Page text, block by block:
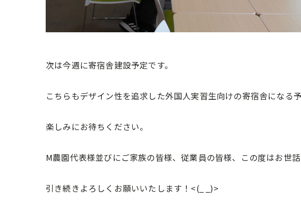
次は今週に寄宿舎建設予定です。
こちらもデザイン性を追求した外国人実習生向けの寄宿舎になる予
楽しみにお待ちください。
M農園代表様並びにご家族の皆様、従業員の皆様、この度はお世
引き続きよろしくお願いいたします！<(_ _)>